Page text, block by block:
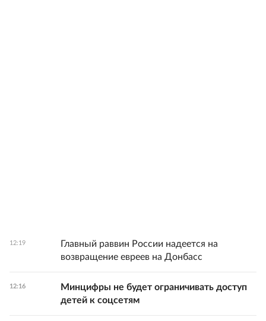
12:19
Главный раввин России надеется на
возвращение евреев на Донбасс
12:16
Минцифры не будет ограничивать доступ
детей к соцсетям